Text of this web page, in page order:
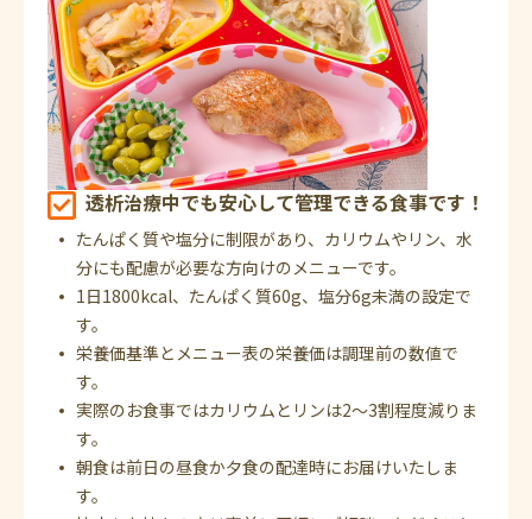
透析治療中でも安心して管理できる食事です！
たんぱく質や塩分に制限があり、カリウムやリン、水
分にも配慮が必要な方向けのメニューです。
1日1800kcal、たんぱく質60g、塩分6g未満の設定で
す。
栄養価基準とメニュー表の栄養価は調理前の数値で
す。
実際のお食事ではカリウムとリンは2～3割程度減りま
す。
朝食は前日の昼食か夕食の配達時にお届けいたしま
す。